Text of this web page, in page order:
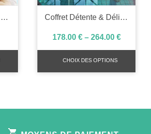
Bon cadeau – Accès spa 1h30 et modelage 1h Coffret Détente & Délices
178.00 €– 264.00 €
CHOIX DES OPTIONS